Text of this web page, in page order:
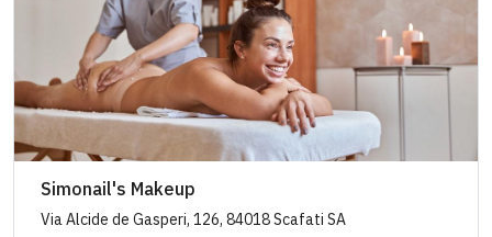
Simonail's Makeup
Via Alcide de Gasperi, 126, 84018 Scafati SA